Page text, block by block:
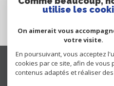
© 2026 | Tous droits réservés |
Plan du site
Mentions légales - Nos
utilise les
On aimerait vous
votre visite.
En poursuivant, vous acceptez
cookies par ce site, afin de vous
contenus adaptés et réaliser